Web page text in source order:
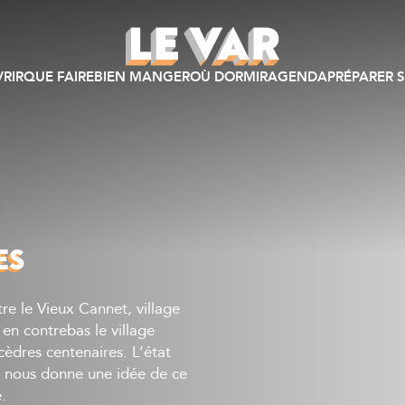
QUE FAIREBIEN MANGEROÙ DORMIRAGENDAPRÉPARER
le Vieux Cannet, village
contrebas le village
centenaires. L’état
donne une idée de ce